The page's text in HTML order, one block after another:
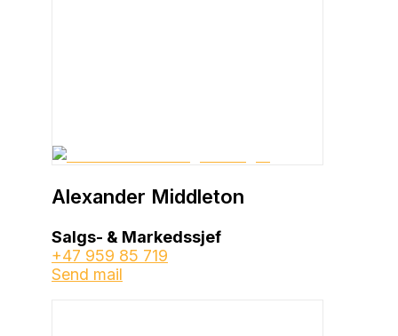
Alexander Middleton
Salgs- & Markedssjef
+47 959 85 719
Send mail